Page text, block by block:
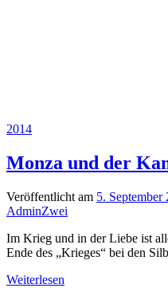
2014
Monza und der
Veröffentlicht am 5. September
AdminZwei
Im Krieg und in der Liebe ist
Ende des „Krieges“ bei den
Weiterlesen